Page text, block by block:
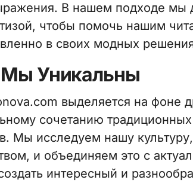
В нашем подходе мы
чтобы помочь нашим
в своих модных
Уникальны
выделяется на фоне
сочетанию
Мы исследуем нашу
и объединяем это с
интересный и